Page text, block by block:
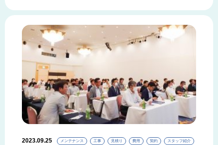
2023.09.25 メンテナンス 工事 見積り 費用 契約 スタッフ紹介